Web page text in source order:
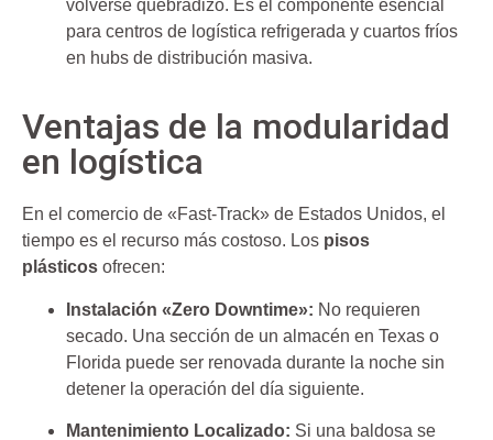
volverse quebradizo. Es el componente esencial
para centros de logística refrigerada y cuartos fríos
en hubs de distribución masiva.
Ventajas de la modularidad
en logística
En el comercio de «Fast-Track» de Estados Unidos, el
tiempo es el recurso más costoso. Los pisos
plásticos ofrecen:
Instalación «Zero Downtime»: No requieren
secado. Una sección de un almacén en Texas o
Florida puede ser renovada durante la noche sin
detener la operación del día siguiente.
Mantenimiento Localizado: Si una baldosa se